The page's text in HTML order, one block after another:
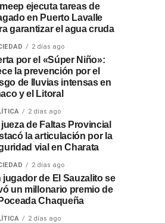
ejecuta tareas de
en Puerto Lavalle
garantizar el agua cruda
2 días ago
por el «Súper Niño»:
la prevención por el
de lluvias intensas en
y el Litoral
2 días ago
jueza de Faltas Provincial
la articulación por la
vial en Charata
2 días ago
jugador de El Sauzalito se
un millonario premio de
Chaqueña
2 días ago